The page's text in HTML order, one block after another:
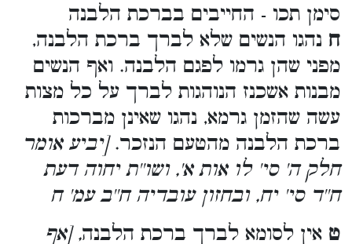
סימן תכו - החייבים בברכת הלבנה
ח נהגו הנשים שלא לברך ברכת הלבנה,
מפני שהן גרמו לפגם הלבנה. ואף הנשים
מבנות אשכנז הנוהגות לברך על כל מצות
עשה שהזמן גרמא, נהגו שאינן מברכות
ברכת הלבנה מהטעם הנזכר.[יביע אומר
חלק ה' סי' לו אות א', ושו''ת יחוה דעת
ח''ד סי' יח, ובחזון עובדיה ח''ב עמ' ח
ט אין לסומא לברך ברכת הלבנה, [אף